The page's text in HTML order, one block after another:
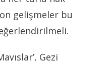
gelişmeler bu
Gezi